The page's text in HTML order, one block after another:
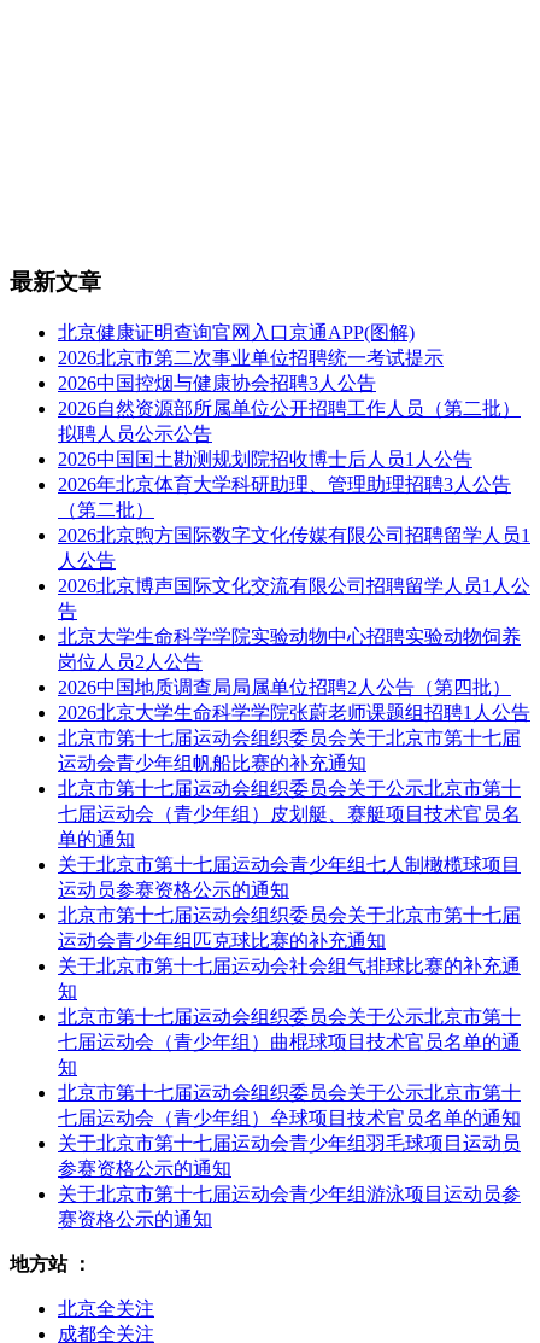
最新文章
北京健康证明查询官网入口京通APP(图解)
2026北京市第二次事业单位招聘统一考试提示
2026中国控烟与健康协会招聘3人公告
2026自然资源部所属单位公开招聘工作人员（第二批）
拟聘人员公示公告
2026中国国土勘测规划院招收博士后人员1人公告
2026年北京体育大学科研助理、管理助理招聘3人公告
（第二批）
2026北京煦方国际数字文化传媒有限公司招聘留学人员1
人公告
2026北京博声国际文化交流有限公司招聘留学人员1人公
告
北京大学生命科学学院实验动物中心招聘实验动物饲养
岗位人员2人公告
2026中国地质调查局局属单位招聘2人公告（第四批）
2026北京大学生命科学学院张蔚老师课题组招聘1人公告
北京市第十七届运动会组织委员会关于北京市第十七届
运动会青少年组帆船比赛的补充通知
北京市第十七届运动会组织委员会关于公示北京市第十
七届运动会（青少年组）皮划艇、赛艇项目技术官员名
单的通知
关于北京市第十七届运动会青少年组七人制橄榄球项目
运动员参赛资格公示的通知
北京市第十七届运动会组织委员会关于北京市第十七届
运动会青少年组匹克球比赛的补充通知
关于北京市第十七届运动会社会组气排球比赛的补充通
知
北京市第十七届运动会组织委员会关于公示北京市第十
七届运动会（青少年组）曲棍球项目技术官员名单的通
知
北京市第十七届运动会组织委员会关于公示北京市第十
七届运动会（青少年组）垒球项目技术官员名单的通知
关于北京市第十七届运动会青少年组羽毛球项目运动员
参赛资格公示的通知
关于北京市第十七届运动会青少年组游泳项目运动员参
赛资格公示的通知
地方站 ：
北京全关注
成都全关注